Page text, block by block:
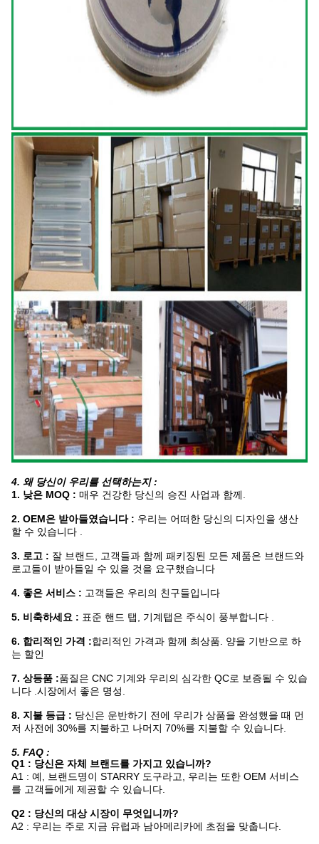
4. 왜 당신이 우리를 선택하는지 :
1. 낮은 MOQ : 매우 건강한 당신의 승진 사업과 함께.
2. OEM은 받아들였습니다 : 우리는 어떠한 당신의 디자인을 생산
할 수 있습니다 .
3. 로고 : 잘 브랜드, 고객들과 함께 패키징된 모든 제품은 브랜드와
로고들이 받아들일 수 있을 것을 요구했습니다
4. 좋은 서비스 : 고객들은 우리의 친구들입니다
5. 비축하세요 : 표준 핸드 탭, 기계탭은 주식이 풍부합니다 .
6. 합리적인 가격 :합리적인 가격과 함께 최상품. 양을 기반으로 하
는 할인
7. 상등품 :품질은 CNC 기계와 우리의 심각한 QC로 보증될 수 있습
니다 .시장에서 좋은 명성.
8. 지불 등급 : 당신은 운반하기 전에 우리가 상품을 완성했을 때 먼
저 사전에 30%를 지불하고 나머지 70%를 지불할 수 있습니다.
5. FAQ :
Q1 : 당신은 자체 브랜드를 가지고 있습니까?
A1 : 예, 브랜드명이 STARRY 도구라고, 우리는 또한 OEM 서비스
를 고객들에게 제공할 수 있습니다.
Q2 : 당신의 대상 시장이 무엇입니까?
A2 : 우리는 주로 지금 유럽과 남아메리카에 초점을 맞춥니다.